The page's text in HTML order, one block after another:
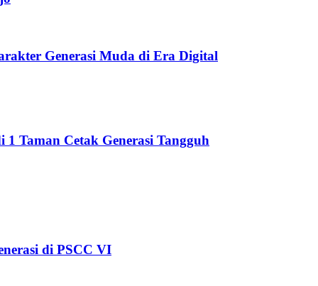
Generasi Muda di Era Digital
Taman Cetak Generasi Tangguh
di PSCC VI